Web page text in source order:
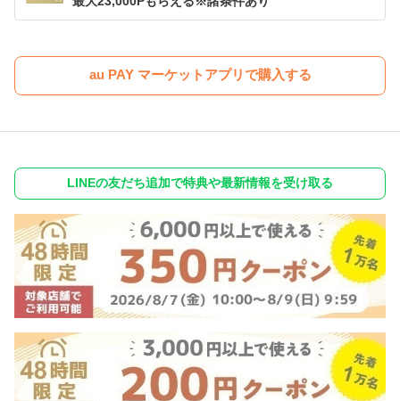
au PAY マーケットアプリで購入する
LINEの友だち追加で特典や最新情報を受け取る